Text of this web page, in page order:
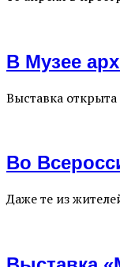
В Музее
Выставка
Во
Даже те из